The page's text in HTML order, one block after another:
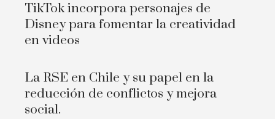
TikTok incorpora personajes de
Disney para fomentar la creatividad
en videos
La RSE en Chile y su papel en la
reducción de conflictos y mejora
social.